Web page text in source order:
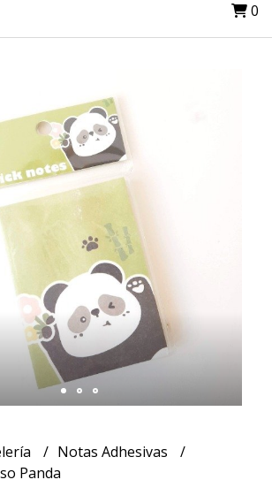
0
Notas Adhesivas
Panda